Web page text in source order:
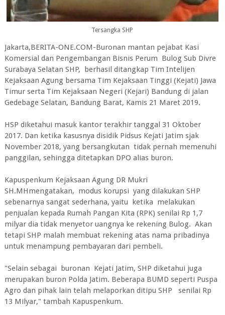
Tersangka SHP
Jakarta,BERITA-ONE.COM-Buronan mantan pejabat Kasi
Komersial dan Pengembangan Bisnis Perum Bulog Sub Divre
Surabaya Selatan SHP, berhasil ditangkap Tim Intelijen
Kejaksaan Agung bersama Tim Kejaksaan Tinggi (Kejati) Jawa
Timur serta Tim Kejaksaan Negeri (Kejari) Bandung di jalan
Gedebage Selatan, Bandung Barat, Kamis 21 Maret 2019.
HSP diketahui masuk kantor terakhir tanggal 31 Oktober
2017. Dan ketika kasusnya disidik Pidsus Kejati Jatim sjak
November 2018, yang bersangkutan tidak pernah memenuhi
panggilan, sehingga ditetapkan DPO alias buron.
Kapuspenkum Kejaksaan Agung DR Mukri
SH.MHmengatakan, modus korupsi yang dilakukan SHP
sebenarnya sangat sederhana, yaitu ketika melakukan
penjualan kepada Rumah Pangan Kita (RPK) senilai Rp 1,7
milyar dia tidak menyetor uangnya ke rekening Bulog. Akan
tetapi SHP malah membuat rekening atas nama pribadinya
untuk menampung pembayaran dari pembeli.
"Selain sebagai buronan Kejati Jatim, SHP diketahui juga
merupakan buron Polda Jatim. Beberapa BUMD seperti Puspa
Agro dan pihak lain telah melaporkan ditipu SHP senilai Rp
13 Milyar," tambah Kapuspenkum.